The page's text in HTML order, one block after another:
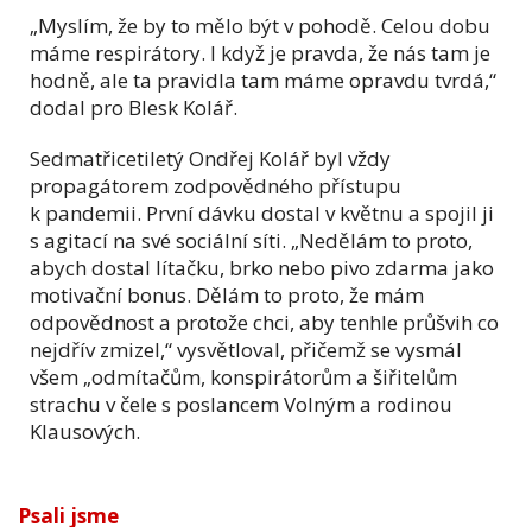
„Myslím, že by to mělo být v pohodě. Celou dobu
máme respirátory. I když je pravda, že nás tam je
hodně, ale ta pravidla tam máme opravdu tvrdá,“
dodal pro Blesk Kolář.
Sedmatřicetiletý Ondřej Kolář byl vždy
propagátorem zodpovědného přístupu
k pandemii. První dávku dostal v květnu a spojil ji
s agitací na své sociální síti. „Nedělám to proto,
abych dostal lítačku, brko nebo pivo zdarma jako
motivační bonus. Dělám to proto, že mám
odpovědnost a protože chci, aby tenhle průšvih co
nejdřív zmizel,“ vysvětloval, přičemž se vysmál
všem „odmítačům, konspirátorům a šiřitelům
strachu v čele s poslancem Volným a rodinou
Klausových.
Psali jsme